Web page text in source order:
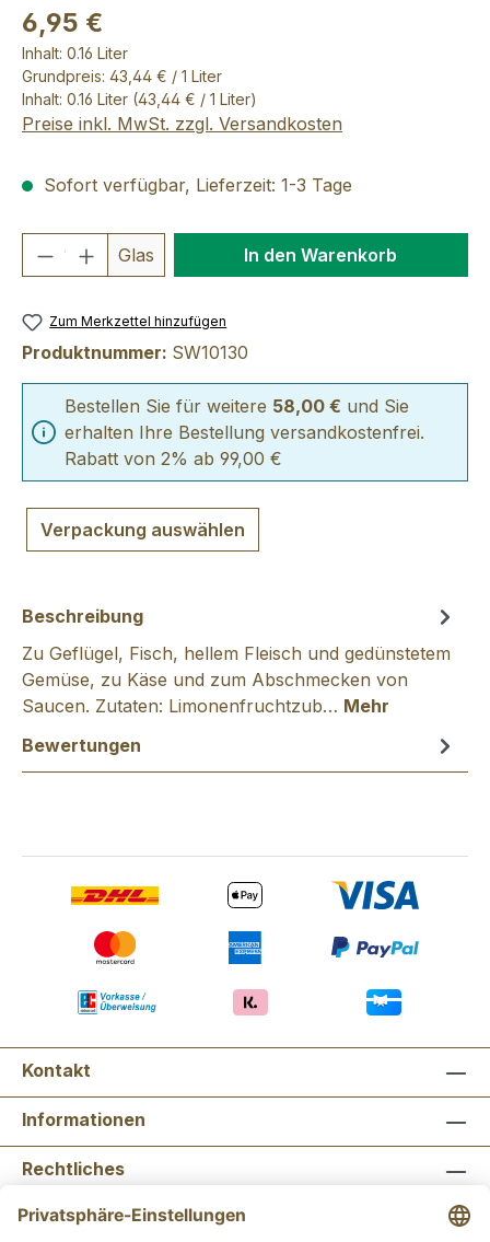
6,95 €
Inhalt: 0.16 Liter
Grundpreis: 43,44 € / 1 Liter
Inhalt: 0.16 Liter (43,44 € / 1 Liter)
Preise inkl. MwSt. zzgl. Versandkosten
Sofort verfügbar, Lieferzeit: 1-3 Tage
Produkt Anzahl: Gib den
Glas In den Warenkorb
Zum Merkzettel hinzufügen
Produktnummer: SW10130
Bestellen Sie für weitere 58,00 € und Sie
erhalten Ihre Bestellung versandkostenfrei.
Rabatt von 2% ab 99,00 €
Verpackung auswählen
Beschreibung
Zu Geflügel, Fisch, hellem Fleisch und gedünstetem
Gemüse, zu Käse und zum Abschmecken von
Saucen. Zutaten: Limonenfruchtzub… Mehr
Bewertungen
Kontakt
Informationen
Rechtliches
Newsletter abonnieren